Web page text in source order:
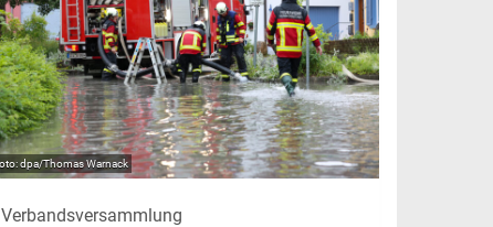
dpa/Thomas Warnack
Verbandsversammlung